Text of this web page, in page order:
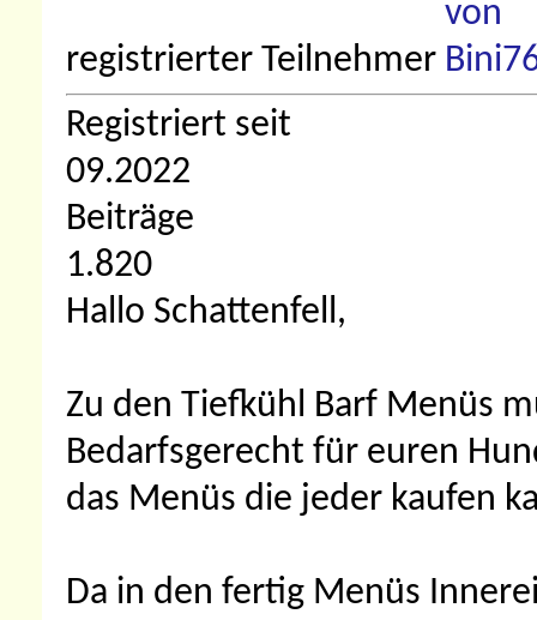
registrierter Teilnehmer
Registriert seit
09.2022
Beiträge
1.820
Hallo Schattenfell,
Zu den Tiefkühl Barf Menüs
Bedarfsgerecht für euren
das Menüs die jeder kaufen
Da in den fertig Menüs